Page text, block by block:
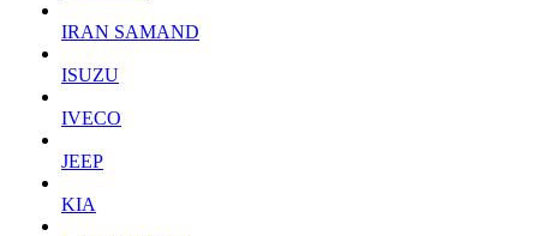
IRAN SAMAND
ISUZU
IVECO
JEEP
KIA